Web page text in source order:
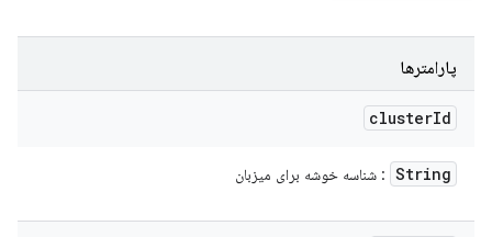
پارامترها
clusterId
String : شناسه خوشه برای میزبان